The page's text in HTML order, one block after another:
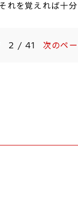
を覚えれば十分
2 / 41 次のペ